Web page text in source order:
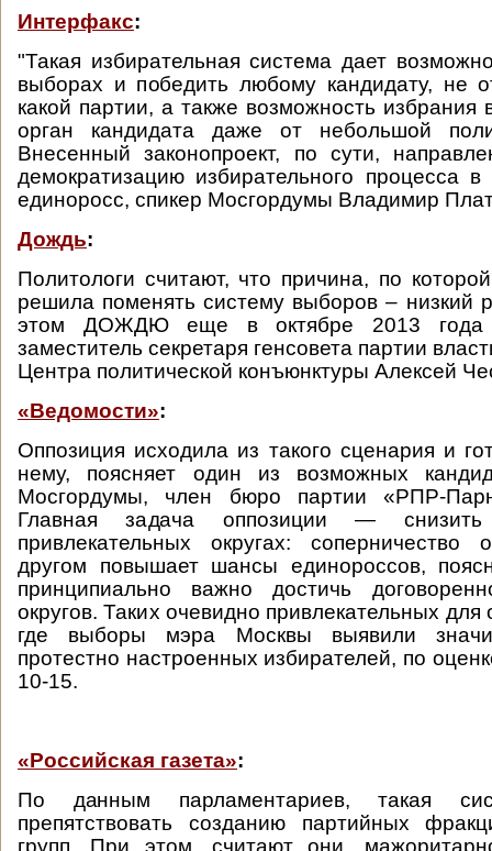
Интерфакс:
"Такая избирательная система дает
выборах и победить любому кандидату, не
какой партии, а также возможность избрания
орган кандидата даже от небольшой
Внесенный законопроект, по сути,
демократизацию избирательного процесса
единоросс, спикер Мосгордумы Владимир
Дождь:
Политологи считают, что причина, по
решила поменять систему выборов – низкий
этом ДОЖДЮ еще в октябре 2013 года
заместитель секретаря генсовета партии
Центра политической конъюнктуры Алексей
«Ведомости»:
Оппозиция исходила из такого сценария и
нему, поясняет один из возможных
Мосгордумы, член бюро партии «РПР-
Главная задача оппозиции —
привлекательных округах: соперничество
другом повышает шансы единороссов,
принципиально важно достичь
округов. Таких очевидно привлекательных для
где выборы мэра Москвы выявили
протестно настроенных избирателей, по
10-15.
«Российская газета»:
По данным парламентариев, такая
препятствовать созданию партийных
групп. При этом, считают они,